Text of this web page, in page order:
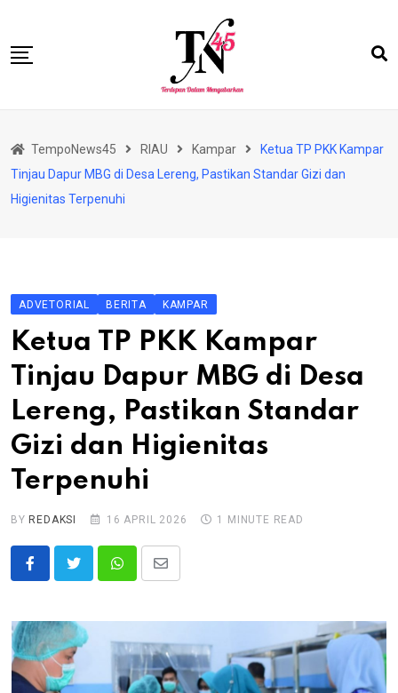
content
BISNIS
HUKRIM
PENDIDIKAN
TempoNews45 RIAU Kampar
Ketua TP PKK Kampar
Tinjau Dapur MBG di Desa Lereng, Pastikan Standar Gizi dan
Higienitas Terpenuhi
ADVETORIAL BERITA KAMPAR
Ketua TP PKK Kampar
Tinjau Dapur MBG di Desa
Lereng, Pastikan Standar
Gizi dan Higienitas
Terpenuhi
BY REDAKSI 16 APRIL 2026 1 MINUTE READ
WhatsappShare
Email